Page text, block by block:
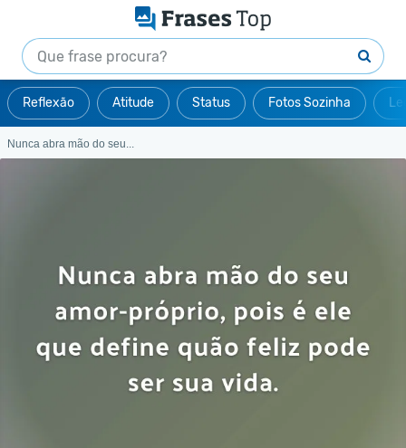
Reflexão Atitude Status Fotos Sozinha
Nunca abra mão do seu...